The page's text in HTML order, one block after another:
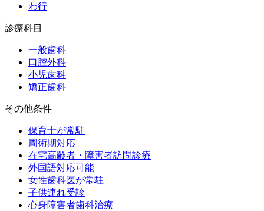
わ行
診療科目
一般歯科
口腔外科
小児歯科
矯正歯科
その他条件
保育士が常駐
周術期対応
在宅高齢者・障害者訪問診療
外国語対応可能
女性歯科医が常駐
子供連れ受診
心身障害者歯科治療